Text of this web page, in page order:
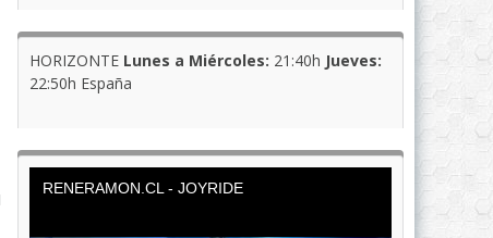
HORIZONTE Lunes a Miércoles: 21:40h Jueves:
22:50h España